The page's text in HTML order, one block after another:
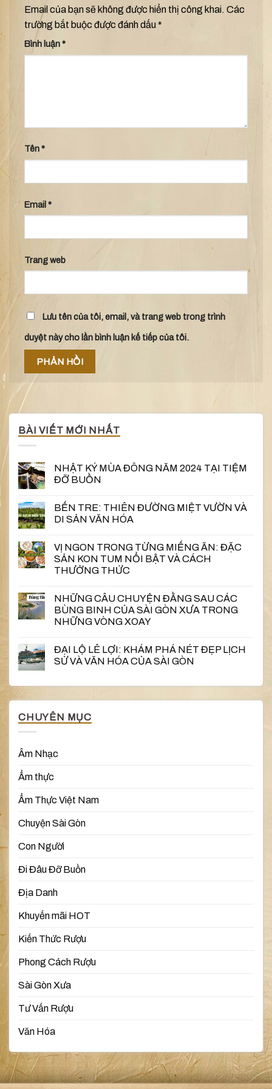
Email của bạn sẽ không được hiển thị công khai. Các
trường bắt buộc được đánh dấu*
Bình luận*
Tên*
Email*
Trang web
Lưu tên của tôi, email, và trang web trong trình
duyệt này cho lần bình luận kế tiếp của tôi.
BÀI VIẾT MỚI NHẤT
NHẬT KÝ MÙA ĐÔNG NĂM 2024 TẠI TIỆM
ĐỠ BUỒN
BẾN TRE: THIÊN ĐƯỜNG MIỆT VƯỜN VÀ
DI SẢN VĂN HÓA
VỊ NGON TRONG TỪNG MIẾNG ĂN: ĐẶC
SẢN KON TUM NỔI BẬT VÀ CÁCH
THƯỞNG THỨC
NHỮNG CÂU CHUYỆN ĐẰNG SAU CÁC
BÙNG BINH CỦA SÀI GÒN XƯA TRONG
NHỮNG VÒNG XOAY
ĐẠI LỘ LÊ LỢI: KHÁM PHÁ NÉT ĐẸP LỊCH
SỬ VÀ VĂN HÓA CỦA SÀI GÒN
CHUYÊN MỤC
Âm Nhạc
Ẩm thực
Ẩm Thực Việt Nam
Chuyện Sài Gòn
Con Người
Đi Đâu Đỡ Buồn
Địa Danh
Khuyến mãi HOT
Kiến Thức Rượu
Phong Cách Rượu
Sài Gòn Xưa
Tư Vấn Rượu
Văn Hóa